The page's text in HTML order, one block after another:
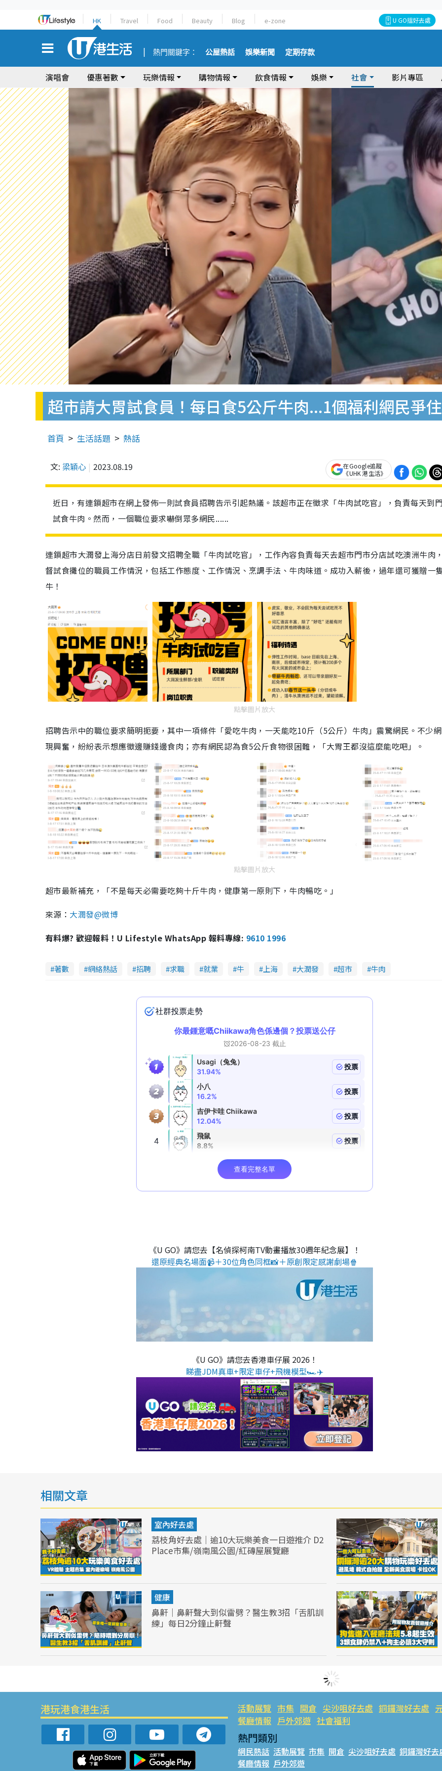
HK Travel Food Beauty Blog e-zone U GO搵好去處
熱門關鍵字： 公屋熱話 娛樂新聞 定期存款
演唱會 優惠著數 玩樂情報 購物情報 飲食情報 娛樂 社會 影片專區
超市請大胃試食員！每日食5公斤牛肉...1個福利網民爭
首頁 生活話題 熱話
文: 梁穎心 2023.08.19
在Google追蹤
《UHK 港生活》
近日，有連鎖超市在網上發佈一則試食員招聘告示引起熱議。該超市正在徵求「牛肉試吃官」，負責每天到
試食牛肉。然而，一個職位要求嚇倒眾多網民......
連鎖超市大潤發上海分店日前發文招聘全職「牛肉試吃官」，工作內容負責每天去超市門市分店試吃澳洲牛肉
督試食攤位的職員工作情況，包括工作態度、工作情況、烹調手法、牛肉味道。成功入薪後，過年還可獲贈一
牛！
點擊圖片放大
招聘告示中的職位要求簡明扼要，其中一項條件「愛吃牛肉，一天能吃10斤（5公斤）牛肉」震驚網民。不少
現興奮，紛紛表示想應徵邊賺錢邊食肉；亦有網民認為食5公斤食物很困難，「大胃王都沒這麼能吃吧」。
點擊圖片放大
超市最新補充，「不是每天必需要吃夠十斤牛肉，健康第一原則下，牛肉暢吃。」
來源： 大潤發@微博
有料爆? 歡迎報料！U Lifestyle WhatsApp 報料專線: 9610 1996
著數 網絡熱話 招聘 求職 就業 牛 上海 大潤發 超市 牛肉
《U GO》請您去【名偵探柯南TV動畫播放30週年紀念展】！
還原經典名場面📹＋30位角色同框📸＋原創限定感謝劇場🍿
《U GO》請您去香港車仔展 2026！
睇盡JDM真車+限定車仔+飛機模型🏎️✈️
相關文章
室內好去處
荔枝角好去處｜逾10大玩樂美食一日遊推介 D2
Place市集/嶺南風公園/紅磚屋展覽廳
健康
鼻鼾｜鼻鼾聲大到似雷劈？醫生教3招「舌肌訓
練」每日2分鐘止鼾聲
港玩港食港生活 活動展覽 市集 開倉 尖沙咀好去處 銅鑼灣好去處
餐廳情報 戶外郊遊 社會福利
熱門類別
網民熱話 活動展覽 市集 開倉 尖沙咀好去處 銅鑼灣好去
餐廳情報 戶外郊遊